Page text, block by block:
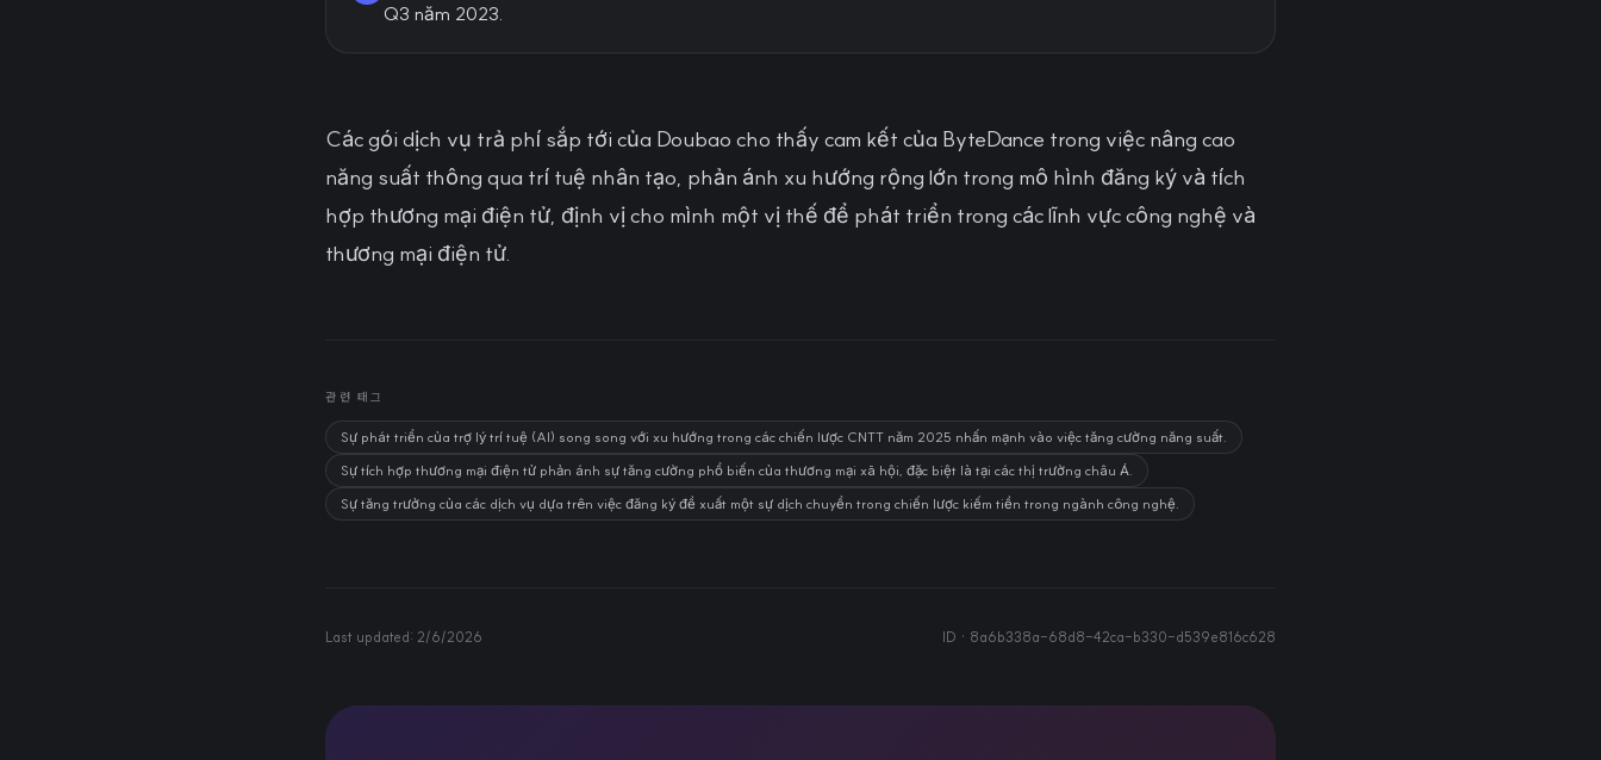
Q3 năm 2023.
Các gói dịch vụ trả phí sắp tới của Doubao cho thấy cam kết của ByteDance trong việc nâng cao
năng suất thông qua trí tuệ nhân tạo, phản ánh xu hướng rộng lớn trong mô hình đăng ký và tích
hợp thương mại điện tử, định vị cho mình một vị thế để phát triển trong các lĩnh vực công nghệ và
thương mại điện tử.
관련 태그
Sự phát triển của trợ lý trí tuệ (AI) song song với xu hướng trong các chiến lược CNTT năm 2025 nhấn mạnh vào việc tăng cường năng suất.
Sự tích hợp thương mại điện tử phản ánh sự tăng cường phổ biến của thương mại xã hội, đặc biệt là tại các thị trường châu Á.
Sự tăng trưởng của các dịch vụ dựa trên việc đăng ký đề xuất một sự dịch chuyển trong chiến lược kiếm tiền trong ngành công nghệ.
Last updated: 2/6/2026 ID · 8a6b338a-68d8-42ca-b330-d539e816c628